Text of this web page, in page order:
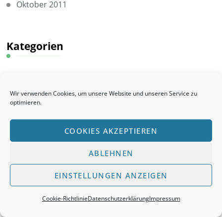
Wir verwenden Cookies, um unsere Website und unseren Service zu
optimieren.
COOKIES AKZEPTIEREN
ABLEHNEN
EINSTELLUNGEN ANZEIGEN
Cookie-RichtlinieDatenschutzerklärungImpressum
Oktober 2011
Kategorien
Allgemein
Gesellschafter
Gesellschafter_Großräschen